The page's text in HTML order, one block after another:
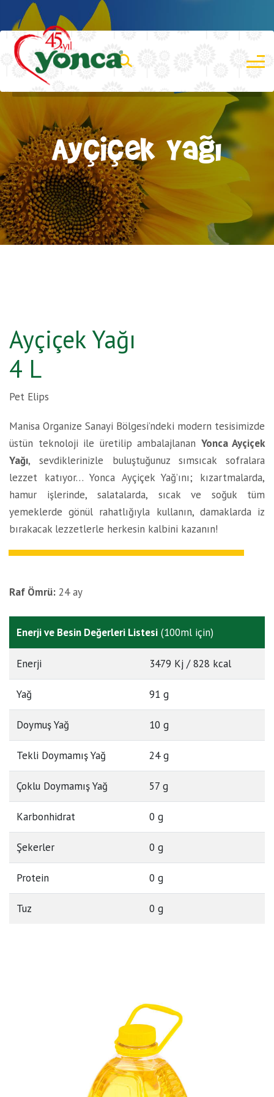
Ayçiçek Yağı
Ayçiçek Yağı
4 L
Pet Elips
Manisa Organize Sanayi Bölgesi’ndeki modern tesisimizde
üstün teknoloji ile üretilip ambalajlanan Yonca Ayçiçek
Yağı, sevdiklerinizle buluştuğunuz sımsıcak sofralara
lezzet katıyor… Yonca Ayçiçek Yağ’ını; kızartmalarda,
hamur işlerinde, salatalarda, sıcak ve soğuk tüm
yemeklerde gönül rahatlığıyla kullanın, damaklarda iz
bırakacak lezzetlerle herkesin kalbini kazanın!
Raf Ömrü: 24 ay
Enerji ve Besin Değerleri Listesi (100ml için)
Enerji 3479 Kj / 828 kcal
Yağ 91 g
Doymuş Yağ 10 g
Tekli Doymamış Yağ 24 g
Çoklu Doymamış Yağ 57 g
Karbonhidrat 0 g
Şekerler 0 g
Protein 0 g
Tuz 0 g